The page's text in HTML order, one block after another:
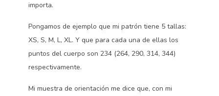
importa.
Pongamos de ejemplo que mi patrón tiene 5 tallas:
XS, S, M, L, XL. Y que para cada una de ellas los
puntos del cuerpo son 234 (264, 290, 314, 344)
respectivamente.
Mi muestra de orientación me dice que, con mi